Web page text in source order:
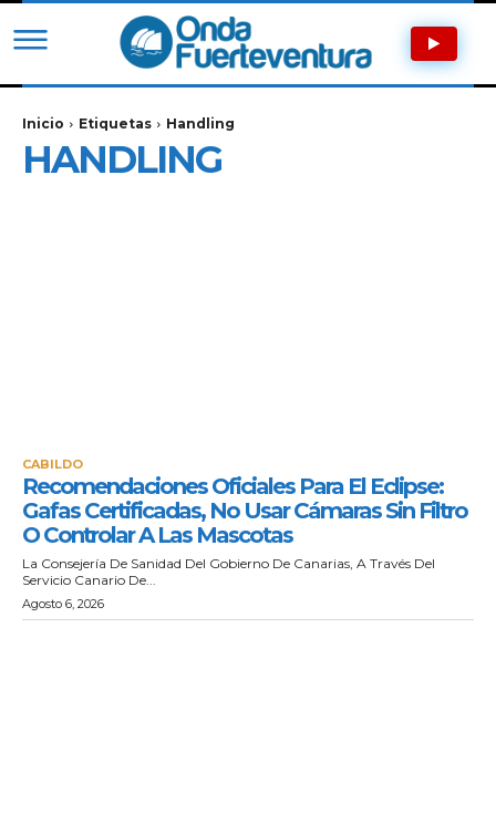
Inicio Etiquetas Handling
HANDLING
CABILDO
Recomendaciones Oficiales Para El Eclipse:
Gafas Certificadas, No Usar Cámaras Sin Filtro
O Controlar A Las Mascotas
La Consejería De Sanidad Del Gobierno De Canarias, A Través Del
Servicio Canario De...
Agosto 6, 2026